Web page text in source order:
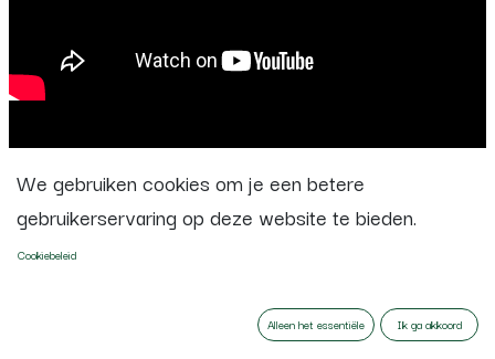
We gebruiken cookies om je een betere
gebruikerservaring op deze website te bieden.
Cookiebeleid
Alleen het essentiële Ik ga akkoord